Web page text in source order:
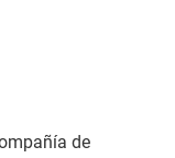
de